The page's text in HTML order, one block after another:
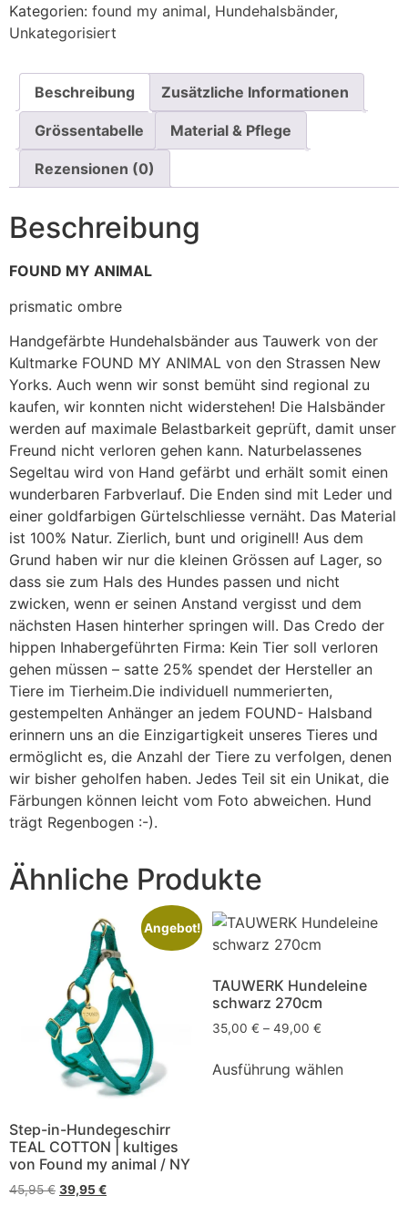
Kategorien: found my animal, Hundehalsbänder,
Unkategorisiert
Beschreibung Zusätzliche Informationen
Grössentabelle Material & Pflege
Rezensionen (0)
Beschreibung
FOUND MY ANIMAL
prismatic ombre
Handgefärbte Hundehalsbänder aus Tauwerk von der
Kultmarke FOUND MY ANIMAL von den Strassen New
Yorks. Auch wenn wir sonst bemüht sind regional zu
kaufen, wir konnten nicht widerstehen! Die Halsbänder
werden auf maximale Belastbarkeit geprüft, damit unser
Freund nicht verloren gehen kann. Naturbelassenes
Segeltau wird von Hand gefärbt und erhält somit einen
wunderbaren Farbverlauf. Die Enden sind mit Leder und
einer goldfarbigen Gürtelschliesse vernäht. Das Material
ist 100% Natur. Zierlich, bunt und originell! Aus dem
Grund haben wir nur die kleinen Grössen auf Lager, so
dass sie zum Hals des Hundes passen und nicht
zwicken, wenn er seinen Anstand vergisst und dem
nächsten Hasen hinterher springen will. Das Credo der
hippen Inhabergeführten Firma: Kein Tier soll verloren
gehen müssen – satte 25% spendet der Hersteller an
Tiere im Tierheim.Die individuell nummerierten,
gestempelten Anhänger an jedem FOUND- Halsband
erinnern uns an die Einzigartigkeit unseres Tieres und
ermöglicht es, die Anzahl der Tiere zu verfolgen, denen
wir bisher geholfen haben. Jedes Teil sit ein Unikat, die
Färbungen können leicht vom Foto abweichen. Hund
trägt Regenbogen :-).
Ähnliche Produkte
Angebot!
Step-in-Hundegeschirr
TEAL COTTON | kultiges
von Found my animal / NY
45,95€ 39,95 €
TAUWERK Hundeleine
schwarz 270cm
35,00 € – 49,00 €
Ausführung wählen